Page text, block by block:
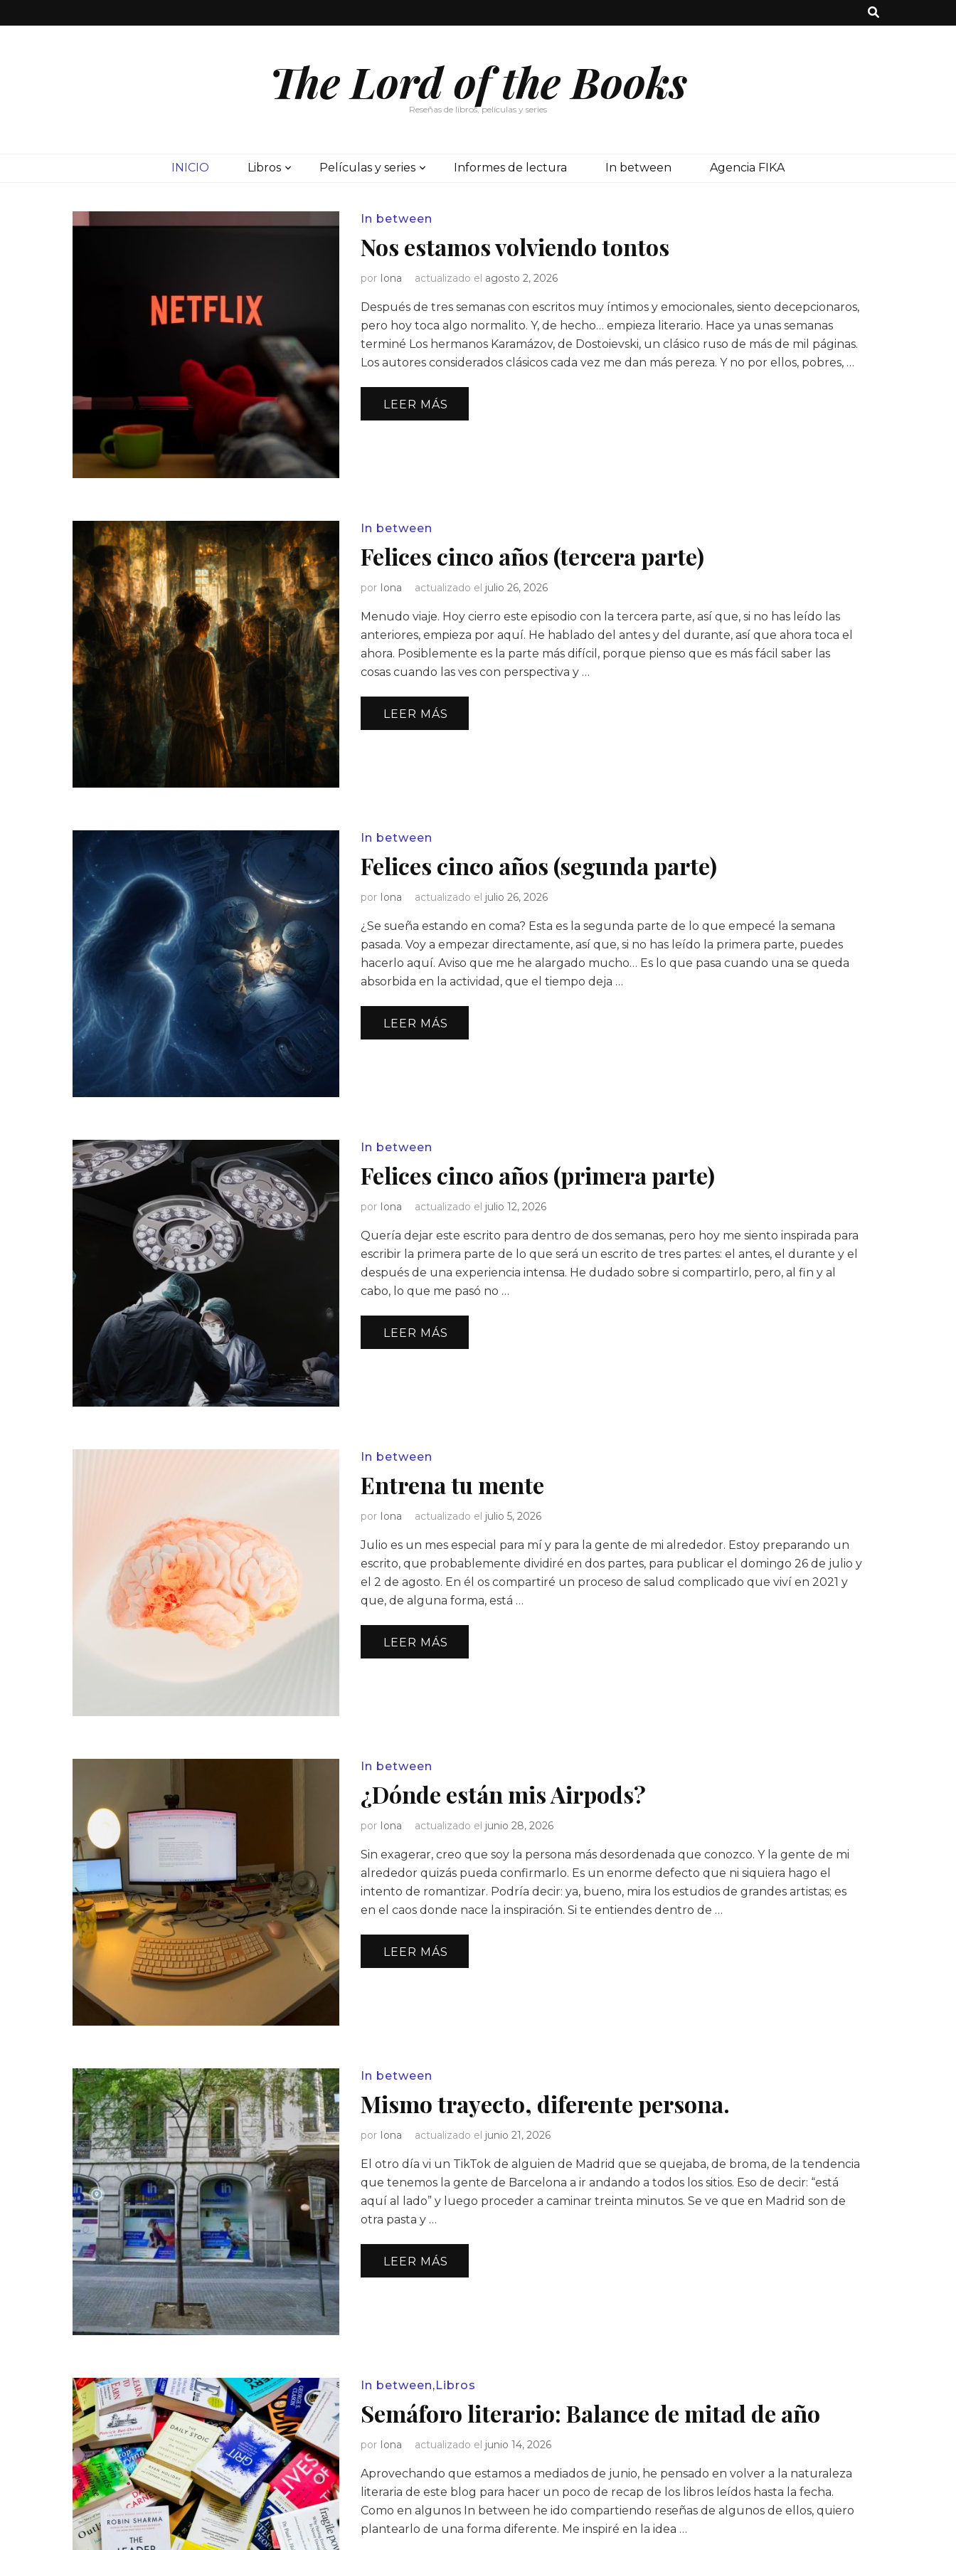
The Lord of the Books
Reseñas de libros, películas y series
INICIO Libros Películas y series Informes de lectura In between Agencia FIKA
In between
Nos estamos volviendo tontos
por Iona actualizado el agosto 2, 2026
Después de tres semanas con escritos muy íntimos y emocionales, siento decepcionaros,
pero hoy toca algo normalito. Y, de hecho… empieza literario. Hace ya unas semanas
terminé Los hermanos Karamázov, de Dostoievski, un clásico ruso de más de mil páginas.
Los autores considerados clásicos cada vez me dan más pereza. Y no por ellos, pobres, …
LEER MÁS
In between
Felices cinco años (tercera parte)
por Iona actualizado el julio 26, 2026
Menudo viaje. Hoy cierro este episodio con la tercera parte, así que, si no has leído las
anteriores, empieza por aquí. He hablado del antes y del durante, así que ahora toca el
ahora. Posiblemente es la parte más difícil, porque pienso que es más fácil saber las
cosas cuando las ves con perspectiva y …
LEER MÁS
In between
Felices cinco años (segunda parte)
por Iona actualizado el julio 26, 2026
¿Se sueña estando en coma? Esta es la segunda parte de lo que empecé la semana
pasada. Voy a empezar directamente, así que, si no has leído la primera parte, puedes
hacerlo aquí. Aviso que me he alargado mucho… Es lo que pasa cuando una se queda
absorbida en la actividad, que el tiempo deja …
LEER MÁS
In between
Felices cinco años (primera parte)
por Iona actualizado el julio 12, 2026
Quería dejar este escrito para dentro de dos semanas, pero hoy me siento inspirada para
escribir la primera parte de lo que será un escrito de tres partes: el antes, el durante y el
después de una experiencia intensa. He dudado sobre si compartirlo, pero, al fin y al
cabo, lo que me pasó no …
LEER MÁS
In between
Entrena tu mente
por Iona actualizado el julio 5, 2026
Julio es un mes especial para mí y para la gente de mi alrededor. Estoy preparando un
escrito, que probablemente dividiré en dos partes, para publicar el domingo 26 de julio y
el 2 de agosto. En él os compartiré un proceso de salud complicado que viví en 2021 y
que, de alguna forma, está …
LEER MÁS
In between
¿Dónde están mis Airpods?
por Iona actualizado el junio 28, 2026
Sin exagerar, creo que soy la persona más desordenada que conozco. Y la gente de mi
alrededor quizás pueda confirmarlo. Es un enorme defecto que ni siquiera hago el
intento de romantizar. Podría decir: ya, bueno, mira los estudios de grandes artistas; es
en el caos donde nace la inspiración. Si te entiendes dentro de …
LEER MÁS
In between
Mismo trayecto, diferente persona.
por Iona actualizado el junio 21, 2026
El otro día vi un TikTok de alguien de Madrid que se quejaba, de broma, de la tendencia
que tenemos la gente de Barcelona a ir andando a todos los sitios. Eso de decir: “está
aquí al lado” y luego proceder a caminar treinta minutos. Se ve que en Madrid son de
otra pasta y …
LEER MÁS
In between,Libros
Semáforo literario: Balance de mitad de año
por Iona actualizado el junio 14, 2026
Aprovechando que estamos a mediados de junio, he pensado en volver a la naturaleza
literaria de este blog para hacer un poco de recap de los libros leídos hasta la fecha.
Como en algunos In between he ido compartiendo reseñas de algunos de ellos, quiero
plantearlo de una forma diferente. Me inspiré en la idea …